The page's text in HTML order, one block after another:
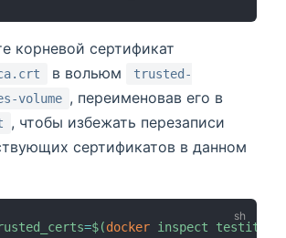
корневой сертификат
в вольюм
trusted-
volume , переименовав его в
, чтобы избежать перезаписи
сертификатов в данном
=$(docker inspect